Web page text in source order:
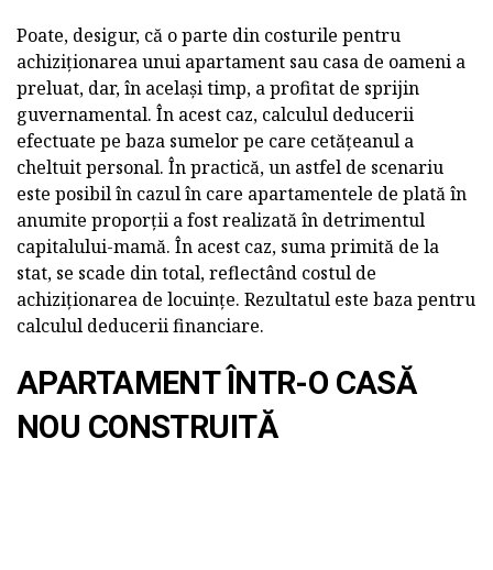
Poate, desigur, că o parte din costurile pentru
achiziționarea unui apartament sau casa de oameni a
preluat, dar, în același timp, a profitat de sprijin
guvernamental. În acest caz, calculul deducerii
efectuate pe baza sumelor pe care cetățeanul a
cheltuit personal. În practică, un astfel de scenariu
este posibil în cazul în care apartamentele de plată în
anumite proporții a fost realizată în detrimentul
capitalului-mamă. În acest caz, suma primită de la
stat, se scade din total, reflectând costul de
achiziționarea de locuințe. Rezultatul este baza pentru
calculul deducerii financiare.
APARTAMENT ÎNTR-O CASĂ
NOU CONSTRUITĂ